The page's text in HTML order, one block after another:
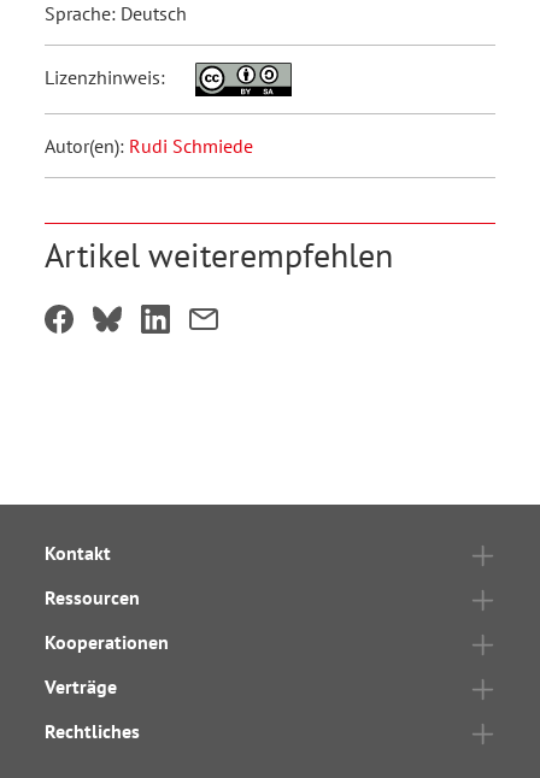
Sprache: Deutsch
Lizenzhinweis:
Autor(en): Rudi Schmiede
Artikel weiterempfehlen
Kontakt
Ressourcen
Kooperationen
Verträge
Rechtliches